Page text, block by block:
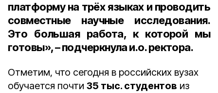
платформу на трёх языках и проводить
совместные научные исследования.
Это большая работа, к которой мы
готовы», – подчеркнула и.о. ректора.
Отметим, что сегодня в российских вузах
обучается почти 35 тыс. студентов из